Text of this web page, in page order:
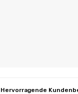
Hervorragende